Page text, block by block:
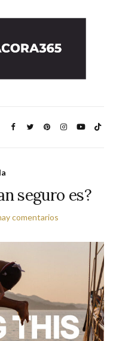
seguro es?
comentarios